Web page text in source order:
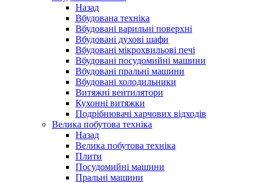
Назад
Вбудована техніка
Вбудовані варильні поверхні
Вбудовані духові шафи
Вбудовані мікрохвильові печі
Вбудовані посудомийні машини
Вбудовані пральні машини
Вбудовані холодильники
Витяжні вентилятори
Кухонні витяжки
Подрібнювачі харчових відходів
Велика побутова техніка
Назад
Велика побутова техніка
Плити
Посудомийні машини
Пральні машини